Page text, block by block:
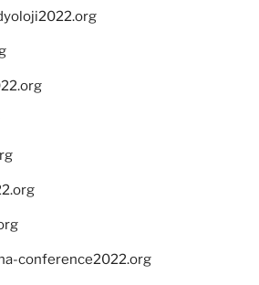
conference2022.org